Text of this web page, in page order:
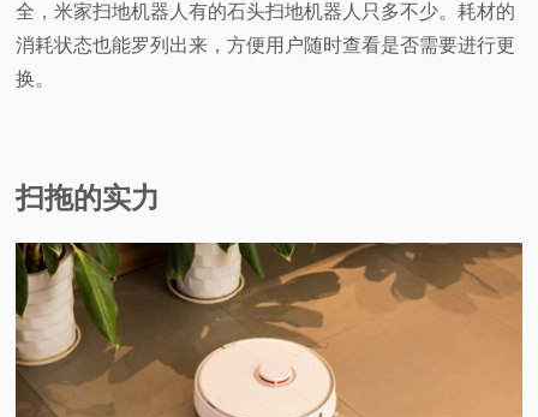
全，米家扫地机器人有的石头扫地机器人只多不少。耗材的
消耗状态也能罗列出来，方便用户随时查看是否需要进行更
换。
扫拖的实力